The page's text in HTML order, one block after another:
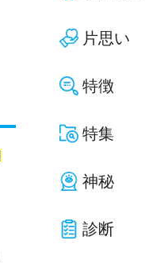
片思い
特徴
特集
神秘
診断